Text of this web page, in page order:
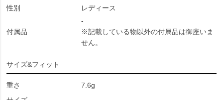
性別
レディース
付属品
-
※記載している物以外の付属品は御座いま
せん。
サイズ&フィット
重さ
7.6g